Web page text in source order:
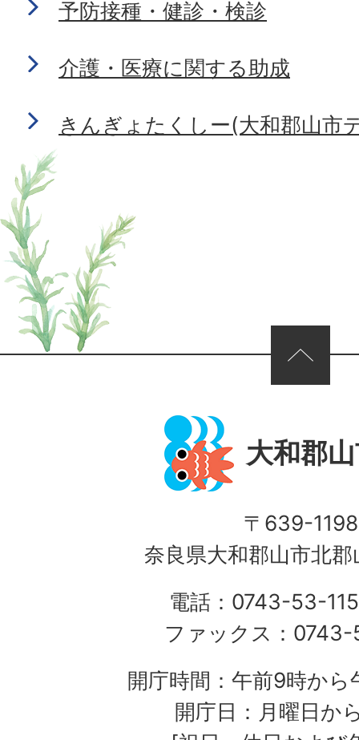
予防接種・健診・検診
介護・医療に関する助成
きんぎょたくしー(大和郡山市
ページの先頭へ
大和郡
〒639-1198
奈良県大和郡山市北
電話：0743-53-
ファックス：
開庁時間：午前9時か
開庁日：月曜日か